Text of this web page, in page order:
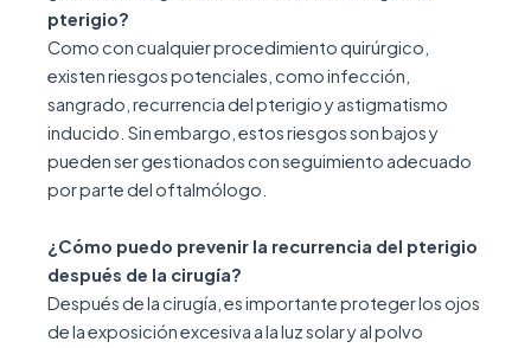
pterigio?
Como con cualquier procedimiento quirúrgico,
existen riesgos potenciales, como infección,
sangrado, recurrencia del pterigio y astigmatismo
inducido. Sin embargo, estos riesgos son bajos y
pueden ser gestionados con seguimiento adecuado
por parte del oftalmólogo.
¿Cómo puedo prevenir la recurrencia del pterigio
después de la cirugía?
Después de la cirugía, es importante proteger los ojos
de la exposición excesiva a la luz solar y al polvo